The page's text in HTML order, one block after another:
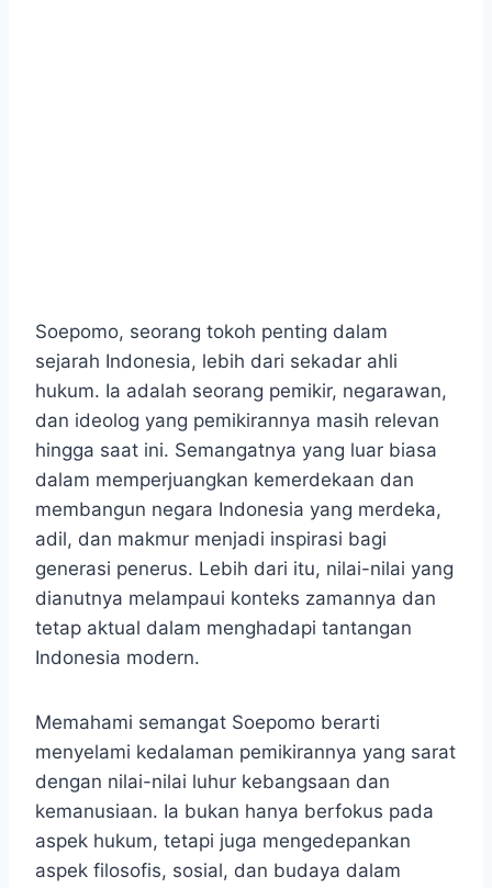
Soepomo, seorang tokoh penting dalam
sejarah Indonesia, lebih dari sekadar ahli
hukum. Ia adalah seorang pemikir, negarawan,
dan ideolog yang pemikirannya masih relevan
hingga saat ini. Semangatnya yang luar biasa
dalam memperjuangkan kemerdekaan dan
membangun negara Indonesia yang merdeka,
adil, dan makmur menjadi inspirasi bagi
generasi penerus. Lebih dari itu, nilai-nilai yang
dianutnya melampaui konteks zamannya dan
tetap aktual dalam menghadapi tantangan
Indonesia modern.
Memahami semangat Soepomo berarti
menyelami kedalaman pemikirannya yang sarat
dengan nilai-nilai luhur kebangsaan dan
kemanusiaan. Ia bukan hanya berfokus pada
aspek hukum, tetapi juga mengedepankan
aspek filosofis, sosial, dan budaya dalam